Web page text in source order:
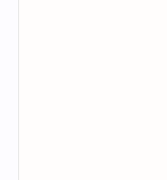
tema cinta yang tulus
mempertahankan
menyampaikan pesan
dengan kata manis,